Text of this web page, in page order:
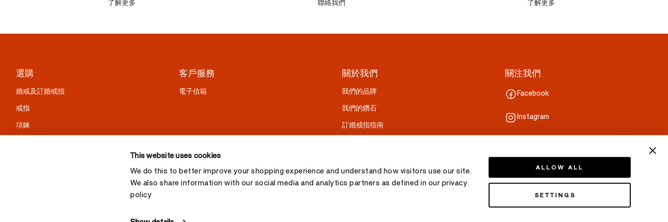
This website uses cookies
We do this to better improve your shopping experience and understand how visitors use our site.
We also share information with our social media and analytics partners as defined in our privacy
policy
ALLOW ALL
SETTINGS
了解更多 聯絡我們 了解更多
選購
婚戒及訂婚戒指
戒指
項鍊
客戶服務
電子信箱
關於我們
我們的品牌
我們的鑽石
訂婚戒指指南
關注我們
Facebook
Instagram